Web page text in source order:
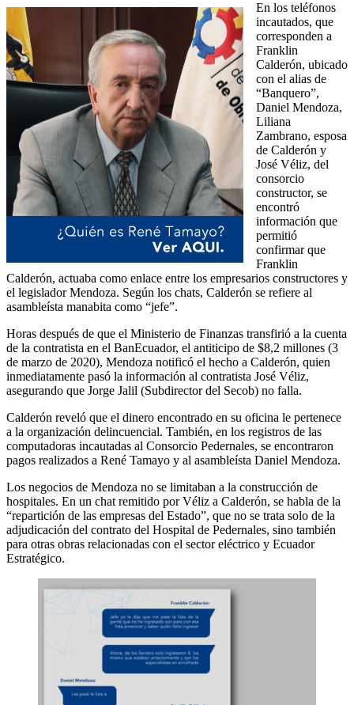
En los teléfonos
incautados, que
corresponden a
Franklin
Calderón, ubicado
con el alias de
“Banquero”,
Daniel Mendoza,
Liliana
Zambrano, esposa
de Calderón y
José Véliz, del
consorcio
constructor, se
encontró
información que
permitió
confirmar que
Franklin
Calderón, actuaba como enlace entre los empresarios constructores y
el legislador Mendoza. Según los chats, Calderón se refiere al
asambleísta manabita como “jefe”.
Horas después de que el Ministerio de Finanzas transfirió a la cuenta
de la contratista en el BanEcuador, el antiticipo de $8,2 millones (3
de marzo de 2020), Mendoza notificó el hecho a Calderón, quien
inmediatamente pasó la información al contratista José Véliz,
asegurando que Jorge Jalil (Subdirector del Secob) no falla.
Calderón reveló que el dinero encontrado en su oficina le pertenece
a la organización delincuencial. También, en los registros de las
computadoras incautadas al Consorcio Pedernales, se encontraron
pagos realizados a René Tamayo y al asambleísta Daniel Mendoza.
Los negocios de Mendoza no se limitaban a la construcción de
hospitales. En un chat remitido por Véliz a Calderón, se habla de la
“repartición de las empresas del Estado”, que no se trata solo de la
adjudicación del contrato del Hospital de Pedernales, sino también
para otras obras relacionadas con el sector eléctrico y Ecuador
Estratégico.